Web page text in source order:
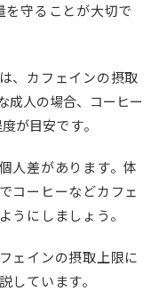
守ることが大切で
、カフェインの摂取
成人の場合、コーヒー
が目安です。
人差があります。体
コーヒーなどカフェ
うにしましょう。
ェインの摂取上限に
しています。